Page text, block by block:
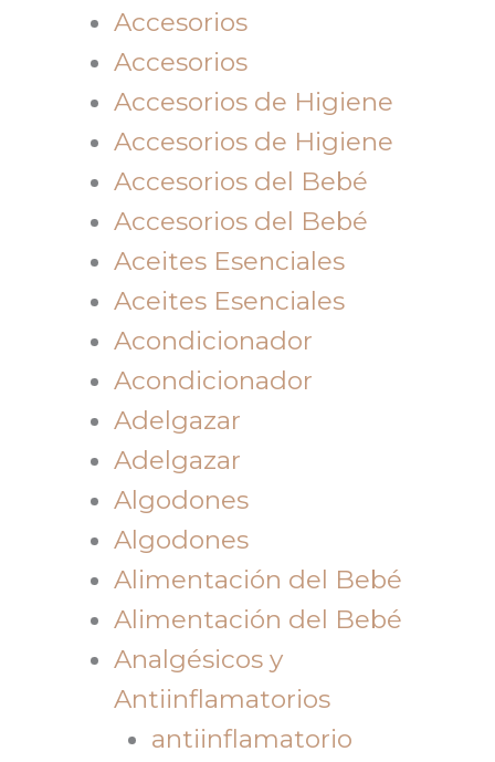
Accesorios
Accesorios
Accesorios de Higiene
Accesorios de Higiene
Accesorios del Bebé
Accesorios del Bebé
Aceites Esenciales
Aceites Esenciales
Acondicionador
Acondicionador
Adelgazar
Adelgazar
Algodones
Algodones
Alimentación del Bebé
Alimentación del Bebé
Analgésicos y
Antiinflamatorios
antiinflamatorio